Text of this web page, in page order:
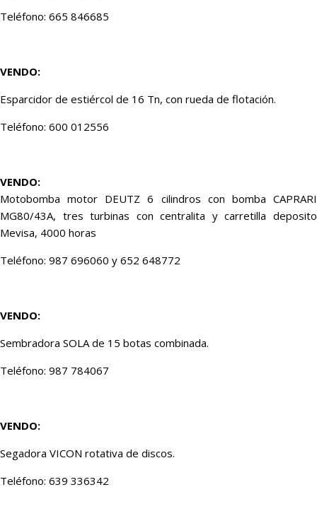
Teléfono: 665 846685
VENDO:
Esparcidor de estiércol de 16 Tn, con rueda de flotación.
Teléfono: 600 012556
VENDO:
Motobomba motor DEUTZ 6 cilindros con bomba CAPRARI
MG80/43A, tres turbinas con centralita y carretilla deposito
Mevisa, 4000 horas
Teléfono: 987 696060 y 652 648772
VENDO:
Sembradora SOLA de 15 botas combinada.
Teléfono: 987 784067
VENDO:
Segadora VICON rotativa de discos.
Teléfono: 639 336342